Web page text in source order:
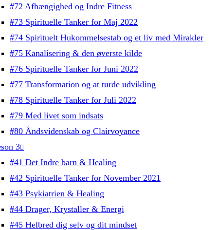
#72 Afhængighed og Indre Fitness
#73 Spirituelle Tanker for Maj 2022
#74 Spirituelt Hukommelsestab og et liv med Mirakler
#75 Kanalisering & den øverste kilde
#76 Spirituelle Tanker for Juni 2022
#77 Transformation og at turde udvikling
#78 Spirituelle Tanker for Juli 2022
#79 Med livet som indsats
#80 Åndsvidenskab og Clairvoyance
3
#41 Det Indre barn & Healing
#42 Spirituelle Tanker for November 2021
#43 Psykiatrien & Healing
#44 Drager, Krystaller & Energi
#45 Helbred dig selv og dit mindset